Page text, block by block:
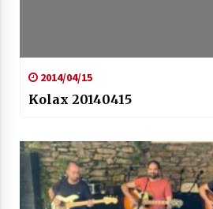
2014/04/15
Kolax 20140415